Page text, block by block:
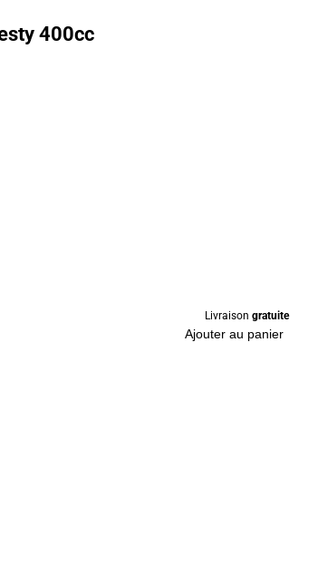
400cc
Livraison gratuite
Ajouter au panier